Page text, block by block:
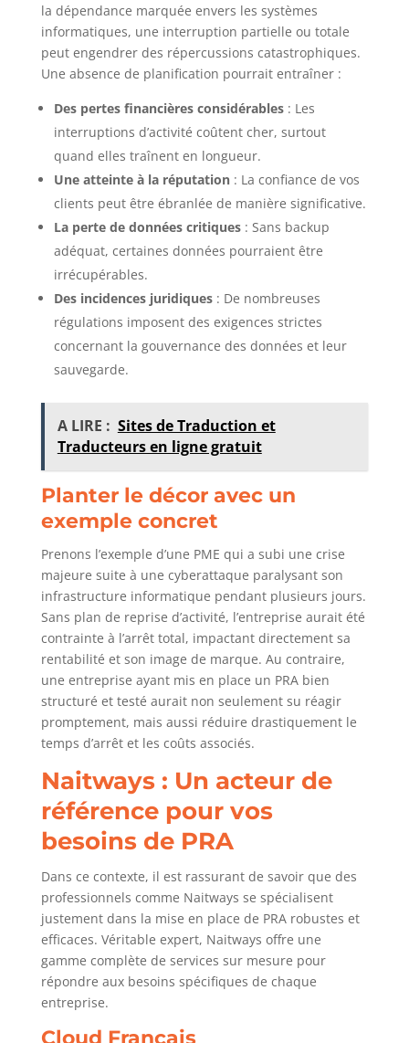
la dépendance marquée envers les systèmes
informatiques, une interruption partielle ou totale
peut engendrer des répercussions catastrophiques.
Une absence de planification pourrait entraîner :
Des pertes financières considérables: Les
interruptions d’activité coûtent cher, surtout
quand elles traînent en longueur.
Une atteinte à la réputation: La confiance de vos
clients peut être ébranlée de manière significative.
La perte de données critiques: Sans backup
adéquat, certaines données pourraient être
irrécupérables.
Des incidences juridiques: De nombreuses
régulations imposent des exigences strictes
concernant la gouvernance des données et leur
sauvegarde.
A LIRE : Sites de Traduction et
Traducteurs en ligne gratuit
Planter le décor avec un
exemple concret
Prenons l’exemple d’une PME qui a subi une crise
majeure suite à une cyberattaque paralysant son
infrastructure informatique pendant plusieurs jours.
Sans plan de reprise d’activité, l’entreprise aurait été
contrainte à l’arrêt total, impactant directement sa
rentabilité et son image de marque. Au contraire,
une entreprise ayant mis en place un PRA bien
structuré et testé aurait non seulement su réagir
promptement, mais aussi réduire drastiquement le
temps d’arrêt et les coûts associés.
Naitways : Un acteur de
référence pour vos
besoins de PRA
Dans ce contexte, il est rassurant de savoir que des
professionnels comme Naitways se spécialisent
justement dans la mise en place de PRA robustes et
efficaces. Véritable expert, Naitways offre une
gamme complète de services sur mesure pour
répondre aux besoins spécifiques de chaque
entreprise.